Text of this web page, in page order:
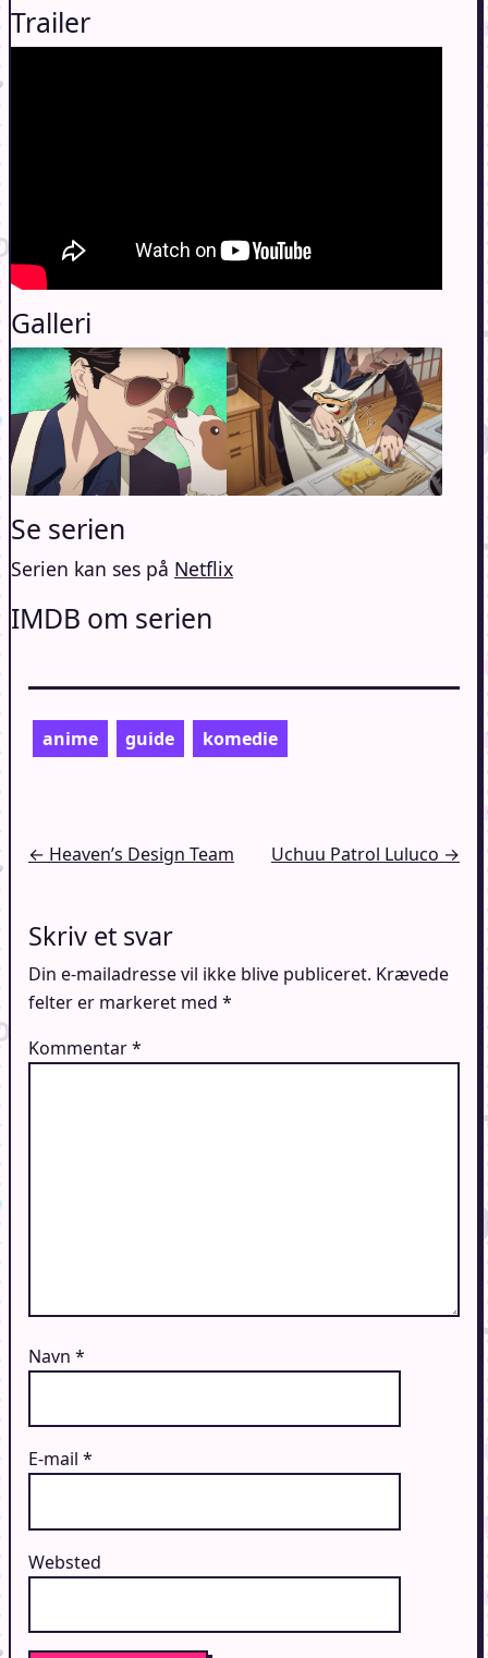
Trailer
Galleri
Se serien
Serien kan ses på Netflix
IMDB om serien
anime guide komedie
Indlægsnavigation
← Heaven’s Design Team Uchuu Patrol Luluco →
Skriv et svar
Din e-mailadresse vil ikke blive publiceret. Krævede
felter er markeret med *
Kommentar*
Navn *
E-mail *
Websted